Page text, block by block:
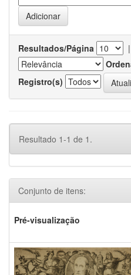
Resultados/Página |
Registro(s)
Resultado 1-1 de 1.
Conjunto de itens:
Pré-visualização